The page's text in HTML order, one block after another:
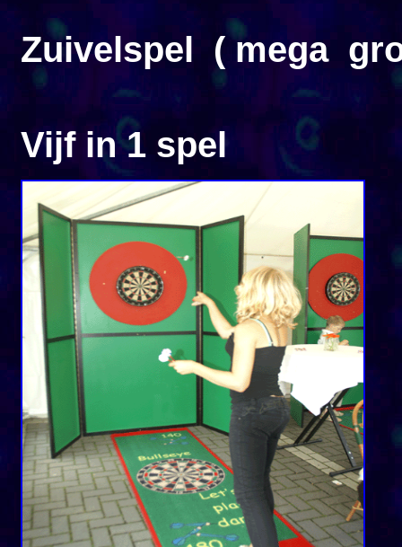
Zuivelspel ( mega
Vijf in 1 spel